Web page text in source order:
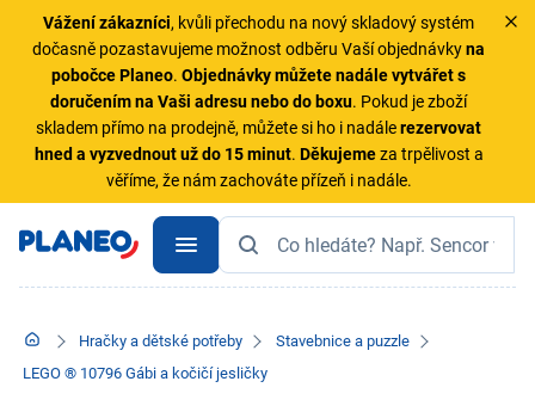
Vážení zákazníci, kvůli přechodu na nový skladový systém
dočasně pozastavujeme možnost odběru Vaší objednávkyna
pobočce Planeo.Objednávky můžete nadále vytvářet s
doručením na Vaši adresu nebo do boxu. Pokud je zboží
skladem přímo na prodejně, můžete si ho i nadálerezervovat
hned a vyzvednout už do 15 minut. Děkujemeza trpělivost a
věříme, že nám zachováte přízeň i nadále.
Hračky a dětské potřeby
Stavebnice a puzzle
LEGO ® 10796 Gábi a kočičí jesličky